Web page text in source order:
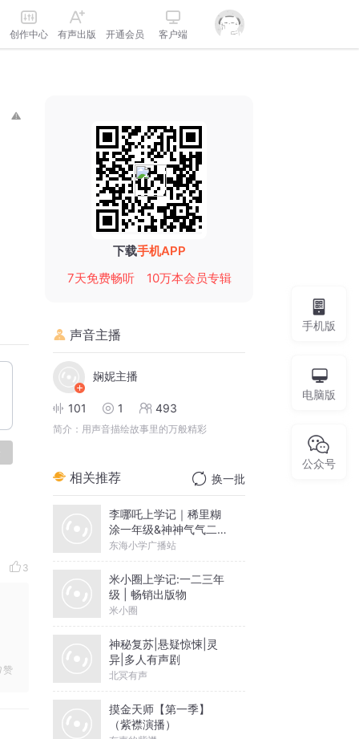
创作中心 有声出版 开通会员 客户端
3
赞
下载手机APP
7天免费畅听
10万本会员专辑
声音主播
娴妮主播
101 1 493
简介： 用声音描绘故事里的万般精彩
相关推荐 换一批
李哪吒上学记｜稀里糊
涂一年级&神神气气二年
级
东海小学广播站
米小圈上学记:一二三年
级 | 畅销出版物
米小圈
神秘复苏|悬疑惊悚|灵
异|多人有声剧
北冥有声
摸金天师【第一季】
（紫襟演播）
手机版
电脑版
公众号